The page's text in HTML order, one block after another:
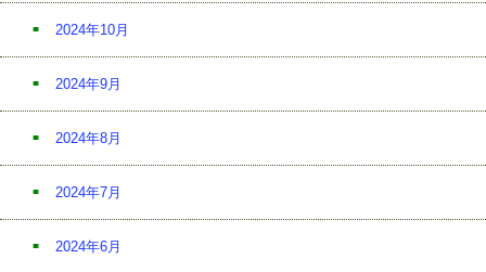
2024年10月
2024年9月
2024年8月
2024年7月
2024年6月